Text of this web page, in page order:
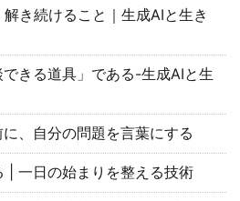
き続けること｜生成AIと生き
きる道具」である-生成AIと生
、自分の問題を言葉にする
| 一日の始まりを整える技術